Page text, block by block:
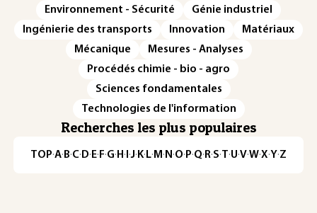
Environnement - Sécurité
Génie industriel
Ingénierie des transports
Innovation
Matériaux
Mécanique
Mesures - Analyses
Procédés chimie - bio - agro
Sciences fondamentales
Technologies de l'information
Recherches les plus populaires
TOP·A·B·C· D· E· F·G· H · ·J· K· L· M · N ·O· P·Q· R·S·T·U·V·W·X·Y·Z